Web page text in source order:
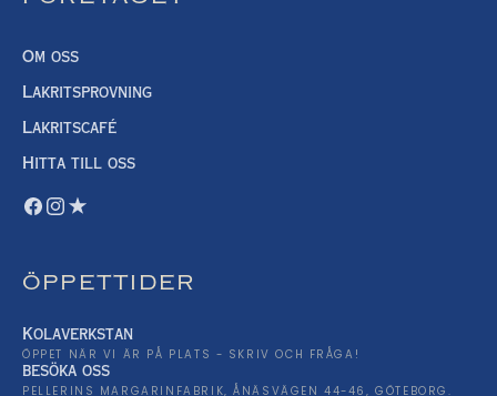
Om oss
Lakritsprovning
Lakritscafé
Hitta till oss
ÖPPETTIDER
Kolaverkstan
ÖPPET NÄR VI ÄR PÅ PLATS - SKRIV OCH FRÅGA!
besöka oss
PELLERINS MARGARINFABRIK, ÅNÄSVÄGEN 44-46, GÖTEBORG.